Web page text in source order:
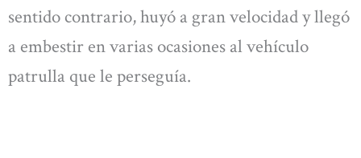
sentido contrario, huyó a gran velocidad y llegó
a embestir en varias ocasiones al vehículo
patrulla que le perseguía.